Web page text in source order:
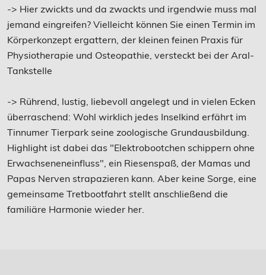
-> Hier zwickts und da zwackts und irgendwie muss mal
jemand eingreifen? Vielleicht können Sie einen Termin im
Körperkonzept ergattern, der kleinen feinen Praxis für
Physiotherapie und Osteopathie, versteckt bei der Aral-
Tankstelle
-> Rührend, lustig, liebevoll angelegt und in vielen Ecken
überraschend: Wohl wirklich jedes Inselkind erfährt im
Tinnumer Tierpark seine zoologische Grundausbildung.
Highlight ist dabei das "Elektrobootchen schippern ohne
Erwachseneneinfluss", ein Riesenspaß, der Mamas und
Papas Nerven strapazieren kann. Aber keine Sorge, eine
gemeinsame Tretbootfahrt stellt anschließend die
familiäre Harmonie wieder her.